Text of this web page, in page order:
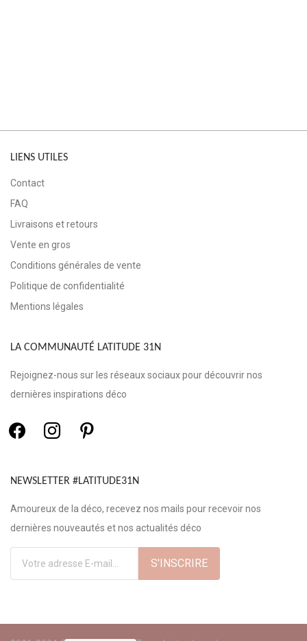
LIENS UTILES
Contact
FAQ
Livraisons et retours
Vente en gros
Conditions générales de vente
Politique de confidentialité
Mentions légales
LA COMMUNAUTÉ LATITUDE 31N
Rejoignez-nous sur les réseaux sociaux pour découvrir nos
dernières inspirations déco
NEWSLETTER #LATITUDE31N
Amoureux de la déco, recevez nos mails pour recevoir nos
dernières nouveautés et nos actualités déco